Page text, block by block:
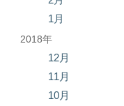
1月
2018年
12月
11月
10月